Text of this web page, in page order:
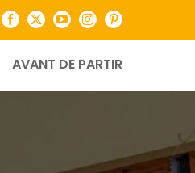
Facebook
X YouTubeInstagramPinterest
AVANT DE PARTIR